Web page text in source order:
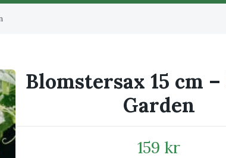
Blomstersax 15 cm
Garden
159 kr